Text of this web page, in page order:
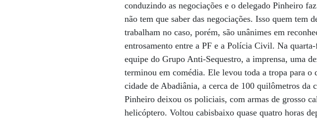
conduzindo as negociações e o delegado Pinheiro
não tem que saber das negociações. Isso quem tem
trabalham no caso, porém, são unânimes em
entrosamento entre a PF e a Polícia Civil. Na
equipe do Grupo Anti-Sequestro, a imprensa, uma
terminou em comédia. Ele levou toda a tropa para
cidade de Abadiânia, a cerca de 100 quilômetros
Pinheiro deixou os policiais, com armas de grosso
helicóptero. Voltou cabisbaixo quase quatro horas